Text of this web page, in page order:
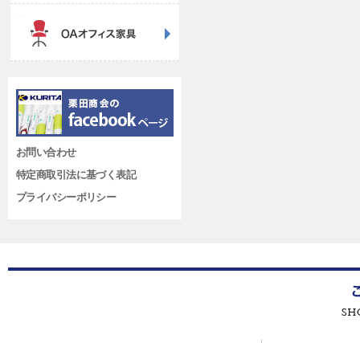
お問い合わせ
特定商取引法に基づく表記
プライバシーポリシー